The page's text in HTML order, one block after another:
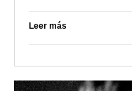
Leer más